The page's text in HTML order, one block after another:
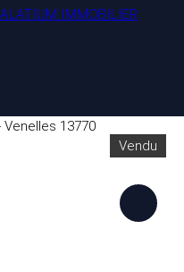
Vendu